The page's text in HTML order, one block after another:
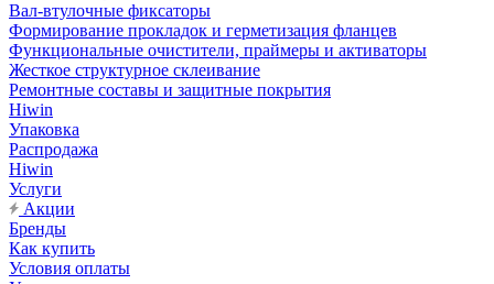
Вал-втулочные фиксаторы
Формирование прокладок и герметизация фланцев
Функциональные очистители, праймеры и активаторы
Жесткое структурное склеивание
Ремонтные составы и защитные покрытия
Hiwin
Упаковка
Распродажа
Hiwin
Услуги
Акции
Бренды
Как купить
Условия оплаты